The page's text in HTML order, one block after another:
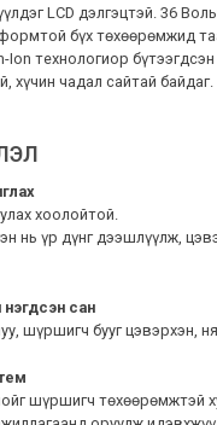
LCD дэлгэцтэй. 36
бүх төхөөрөмжид
Ion технологиор бүтээгдсэн
хүчин чадал сайтай байдаг.
хоолойтой.
нь үр дүнг дээшлүүлж,
сан
шүршигч бууг цэвэрхэн,
шүршигч төхөөрөмжтэй